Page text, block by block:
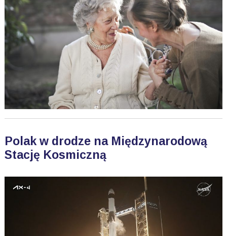
Polak w drodze na Międzynarodową
Stację Kosmiczną